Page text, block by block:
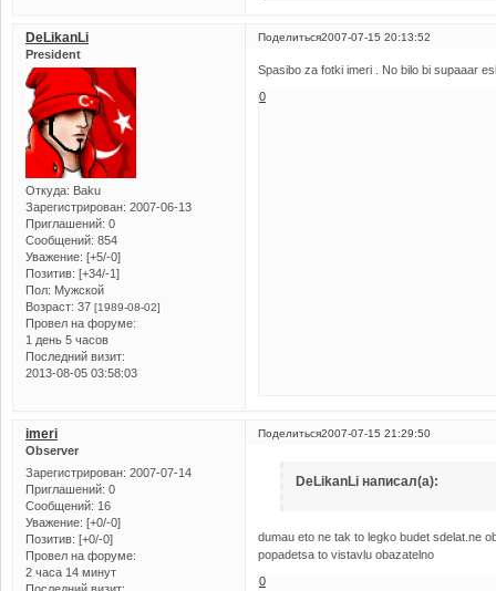
Поделиться2007-07-15 20:13:52
DeLikanLi
President
Откуда: Baku
Зарегистрирован: 2007-06-13
Приглашений: 0
Сообщений: 854
Уважение: [+5/-0]
Позитив: [+34/-1]
Пол: Мужской
Возраст: 37 [1989-08-02]
Провел на форуме:
1 день 5 часов
Последний визит:
2013-08-05 03:58:03
Spasibo za fotki imeri . No bilo bi supaaar
0
Поделиться2007-07-15 21:29:50
imeri
Observer
Зарегистрирован: 2007-07-14
Приглашений: 0
Сообщений: 16
Уважение: [+0/-0]
Позитив: [+0/-0]
Провел на форуме:
2 часа 14 минут
DeLikanLi написал(а):
dumau eto ne tak to legko budet sdelat.ne
popadetsa to vistavlu obazatelno
0